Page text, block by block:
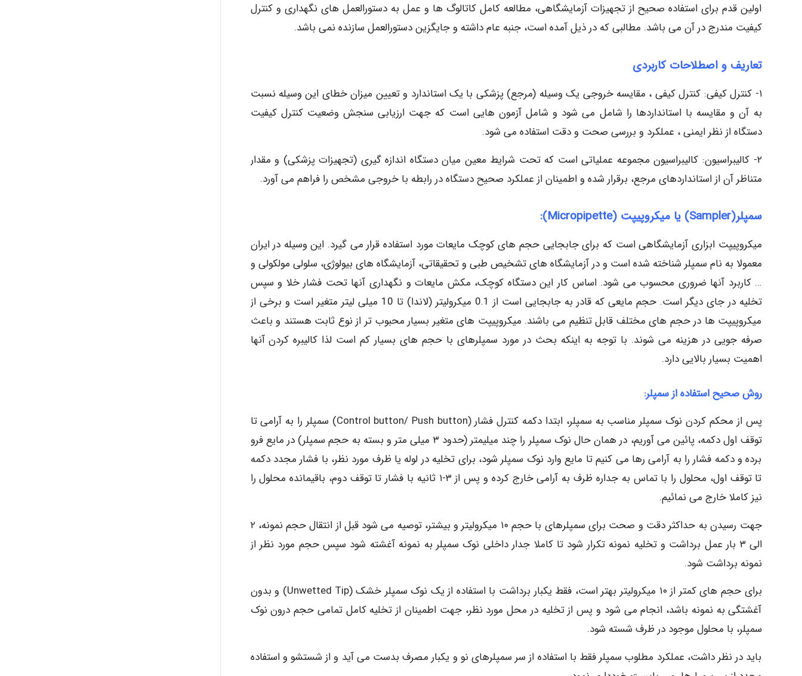
اولین قدم برای استفاده صحیح از تجهیزات آزمایشگاهی، مطالعه کامل کاتالوگ ها و عمل به دستورالعمل های نگهداری و کنترل
کیفیت مندرج در آن می باشد. مطالبی که در ذیل آمده است، جنبه عام داشته و جایگزین دستورالعمل سازنده نمی باشد.
تعاریف و اصطلاحات کاربردی
۱- کنترل کیفی: کنترل کیفی ، مقایسه خروجی یک وسیله (مرجع) پزشکی با یک استاندارد و تعیین میزان خطای این وسیله نسبت
به آن و مقایسه با استانداردها را شامل می شود و شامل آزمون هایی است که جهت ارزیابی سنجش وضعیت کنترل کیفیت
دستگاه از نظر ایمنی ، عملکرد و بررسی صحت و دقت استفاده می شود.
٢- کالیبراسیون: کالیبراسیون مجموعه عملیاتی است که تحت شرایط معین میان دستگاه اندازه گیری (تجهیزات پزشکی) و مقدار
متناظر آن از استانداردهای مرجع، برقرار شده و اطمینان از عملکرد صحیح دستگاه در رابطه با خروجی مشخص را فراهم می آورد.
سمپلر(Sampler) یا میکروپیپت (Micropipette):
میکروپیپت ابزاری آزمایشگاهی است که برای جابجایی حجم های کوچک مایعات مورد استفاده قرار می گیرد. این وسیله در ایران
معمولا به نام سمپلر شناخته شده است و در آزمایشگاه های تشخیص طبی و تحقیقاتی، آزمایشگاه های بیولوژی، سلولی مولکولی و
… کاربرد آنها ضروری محسوب می شود. اساس کار این دستگاه کوچک، مکش مایعات و نگهداری آنها تحت فشار خلا و سپس
تخلیه در جای دیگر است. حجم مایعی که قادر به جابجایی است از 0.1 میکرولیتر (لاندا) تا 10 میلی لیتر متغیر است و برخی از
میکروپیپت ها در حجم های مختلف قابل تنظیم می باشند. میکروپیپت های متغیر بسیار محبوب تر از نوع ثابت هستند و باعث
صرفه جویی در هزینه می شوند. با توجه به اینکه بحث در مورد سمپلرهای با حجم های بسیار کم است لذا کالیبره کردن آنها
اهمیت بسیار بالایی دارد.
روش صحیح استفاده از سمپلر:
پس از محکم کردن نوک سمپلر مناسب به سمپلر، ابتدا دکمه کنترل فشار (Control button/ Push button) سمپلر را به آرامی تا
توقف اول دکمه، پائین می آوریم، در همان حال نوک سمپلر را چند میلیمتر (حدود ۳ میلی متر و بسته به حجم سمپلر) در مایع فرو
برده و دکمه فشار را به آرامی رها می کنیم تا مایع وارد نوک سمپلر شود، برای تخلیه در لوله یا ظرف مورد نظر، با فشار مجدد دکمه
تا توقف اول، محلول را با تماس به جداره ظرف به آرامی خارج کرده و پس از ۳-۱ ثانیه با فشار تا توقف دوم، باقیمانده محلول را
نیز کاملا خارج می نمائیم.
جهت رسیدن به حداکثر دقت و صحت برای سمپلرهای با حجم ۱۰ میکرولیتر و بیشتر، توصیه می شود قبل از انتقال حجم نمونه، ۲
الی ۳ بار عمل برداشت و تخلیه نمونه تکرار شود تا کاملا جدار داخلی نوک سمپلر به نمونه آغشته شود سپس حجم مورد نظر از
نمونه برداشت شود.
برای حجم های کمتر از ۱۰ میکرولیتر بهتر است، فقط یکبار برداشت با استفاده از یک نوک سمپلر خشک (Unwetted Tip) و بدون
آغشتگی به نمونه باشد، انجام می شود و پس از تخلیه در محل مورد نظر، جهت اطمینان از تخلیه کامل تمامی حجم درون نوک
سمپلر، با محلول موجود در ظرف شسته شود.
باید در نظر داشت، عملکرد مطلوب سمپلر فقط با استفاده از سر سمپلرهای نو و یکبار مصرف بدست می آید و از شستشو و استفاده